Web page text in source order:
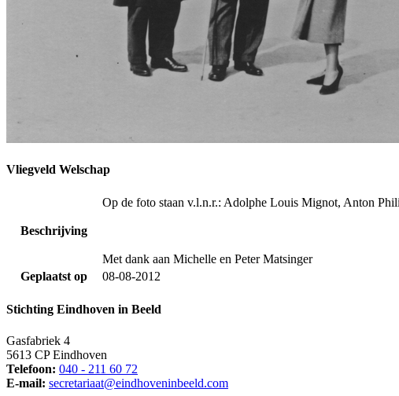
Vliegveld Welschap
Beschrijving
Op de foto staan v.l.n.r.: Adolphe Louis Mignot, Anton
Met dank aan Michelle en Peter Matsinger
Geplaatst op
08-08-2012
Stichting Eindhoven in Beeld
Gasfabriek 4
5613 CP Eindhoven
Telefoon: 040 - 211 60 72
E-mail: secretariaat@eindhoveninbeeld.com